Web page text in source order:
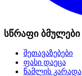
სწრაფი ბმულები
შეთავაზებები
ფასი დაეცა
წამლის კარადა